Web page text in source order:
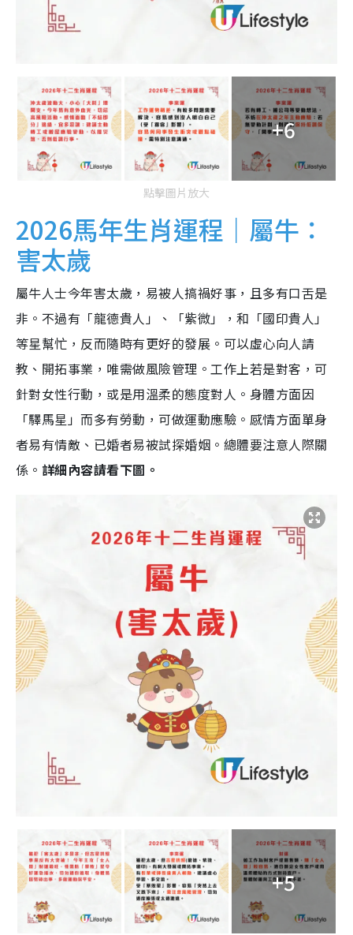
+6
點擊圖片放大
2026馬年生肖運程｜屬牛：
害太歲
屬牛人士今年害太歲，易被人搞禍好事，且多有口舌是
非。不過有「龍德貴人」、「紫微」，和「國印貴人」
等星幫忙，反而隨時有更好的發展。可以虛心向人請
教、開拓事業，唯需做風險管理。工作上若是對客，可
針對女性行動，或是用溫柔的態度對人。身體方面因
「驛馬星」而多有勞動，可做運動應驗。感情方面單身
者易有情敵、已婚者易被試探婚姻。總體要注意人際關
係。 詳細內容請看下圖。
+5